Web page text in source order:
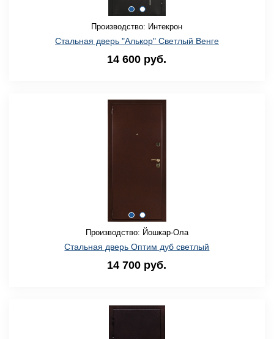
Производство: Интекрон
Стальная дверь "Алькор" Светлый Венге
14 600 руб.
Производство: Йошкар-Ола
Стальная дверь Оптим дуб светлый
14 700 руб.